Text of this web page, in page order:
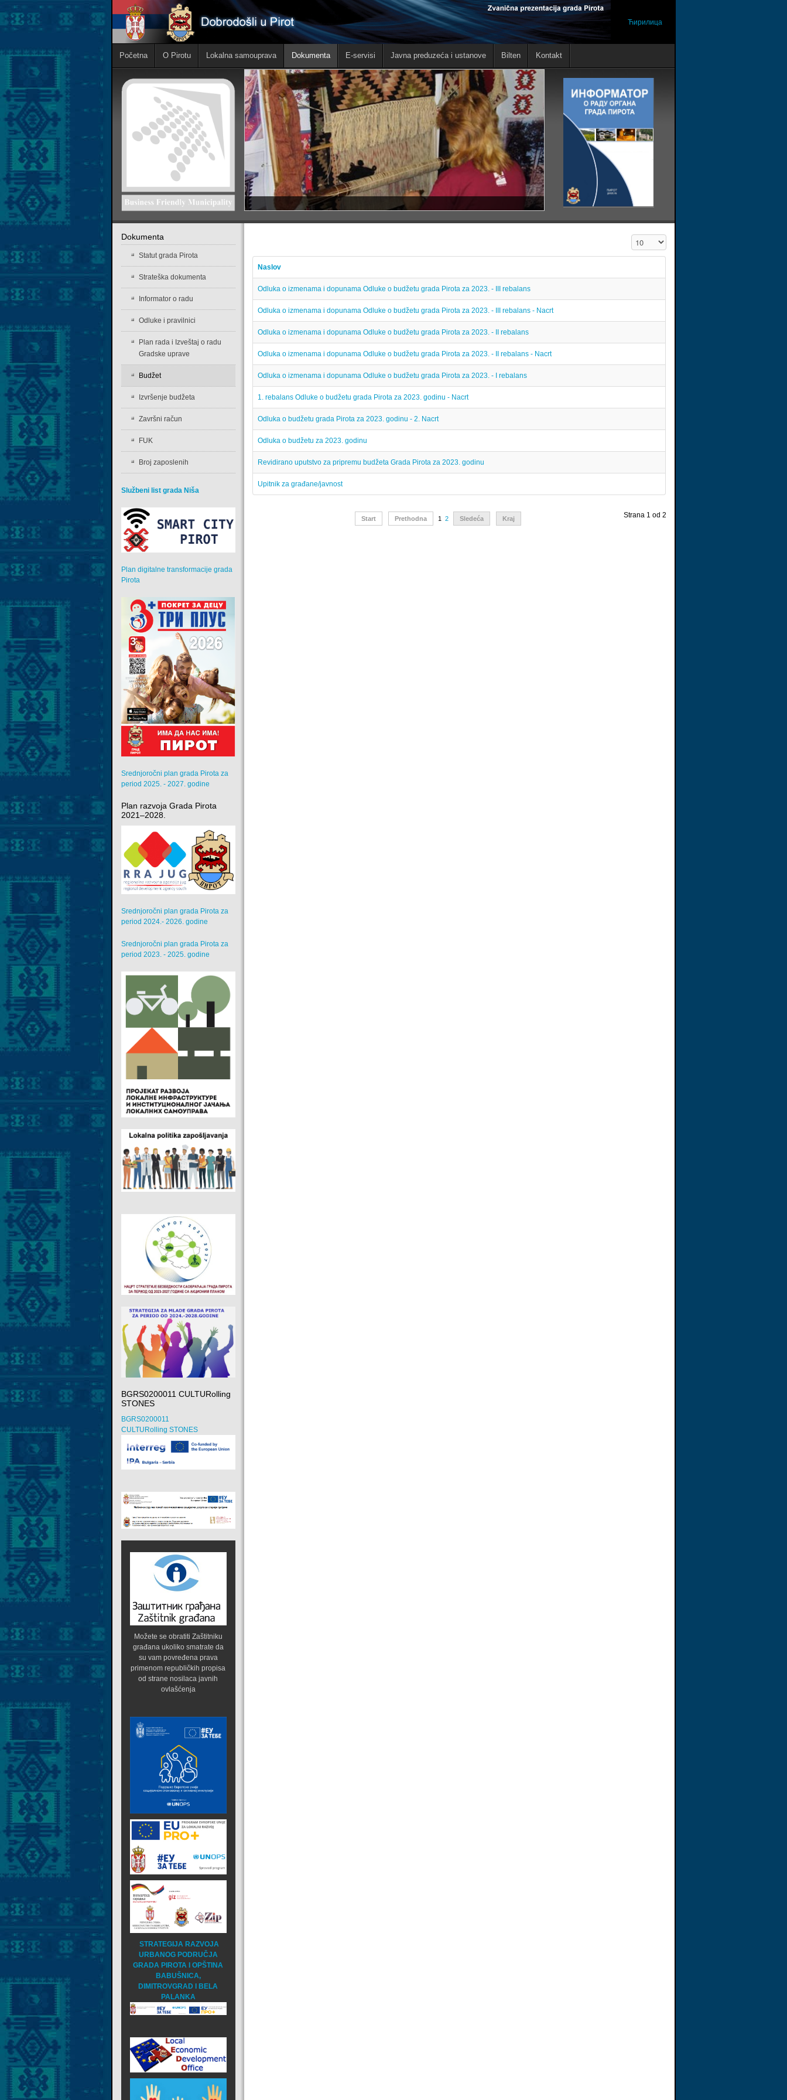
Ћирилица
Početna O Pirotu Lokalna samouprava Dokumenta E-servisi Javna preduzeća i ustanove Bilten Kontakt
Prikaz #
Naslov
Odluka o izmenama i dopunama Odluke o budžetu grada Pirota za 2023. - III rebalans
Odluka o izmenama i dopunama Odluke o budžetu grada Pirota za 2023. - III rebalans - Nacrt
Odluka o izmenama i dopunama Odluke o budžetu grada Pirota za 2023. - II rebalans
Odluka o izmenama i dopunama Odluke o budžetu grada Pirota za 2023. - II rebalans - Nacrt
Odluka o izmenama i dopunama Odluke o budžetu grada Pirota za 2023. - I rebalans
1. rebalans Odluke o budžetu grada Pirota za 2023. godinu - Nacrt
Odluka o budžetu grada Pirota za 2023. godinu - 2. Nacrt
Odluka o budžetu za 2023. godinu
Revidirano uputstvo za pripremu budžeta Grada Pirota za 2023. godinu
Upitnik za građane/javnost
Strana 1 od 2
Start Prethodna 1 2 Sledeća Kraj
Dokumenta
Statut grada Pirota
Strateška dokumenta
Informator o radu
Odluke i pravilnici
Plan rada i Izveštaj o radu
Gradske uprave
Budžet
Izvršenje budžeta
Završni račun
FUK
Broj zaposlenih
Službeni list grada Niša
Plan digitalne transformacije grada
Pirota
Srednjoročni plan grada Pirota za
period 2025. - 2027. godine
Plan razvoja Grada Pirota
2021–2028.
Srednjoročni plan grada Pirota za
period 2024.- 2026. godine
Srednjoročni plan grada Pirota za
period 2023. - 2025. godine
BGRS0200011 CULTURolling
STONES
BGRS0200011
CULTURolling STONES
Možete se obratiti Zaštitniku
građana ukoliko smatrate da
su vam povređena prava
primenom republičkih propisa
od strane nosilaca javnih
ovlašćenja
STRATEGIJA RAZVOJA
URBANOG PODRUČJA
GRADA PIROTA I OPŠTINA
BABUŠNICA,
DIMITROVGRAD I BELA
PALANKA